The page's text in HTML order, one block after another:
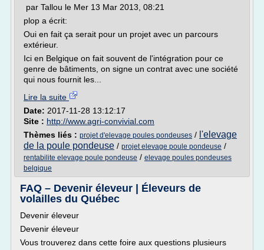
par Tallou le Mer 13 Mar 2013, 08:21
plop a écrit:
Oui en fait ça serait pour un projet avec un parcours
extérieur.
Ici en Belgique on fait souvent de l'intégration pour ce
genre de bâtiments, on signe un contrat avec une société
qui nous fournit les...
Lire la suite
Date: 2017-11-28 13:12:17
Site : http://www.agri-convivial.com
Thèmes liés : projet d'elevage poules pondeuses / l'elevage
de la poule pondeuse / projet elevage poule pondeuse /
rentabilite elevage poule pondeuse / elevage poules pondeuses
belgique
FAQ – Devenir éleveur | Éleveurs de
volailles du Québec
Devenir éleveur
Devenir éleveur
Vous trouverez dans cette foire aux questions plusieurs